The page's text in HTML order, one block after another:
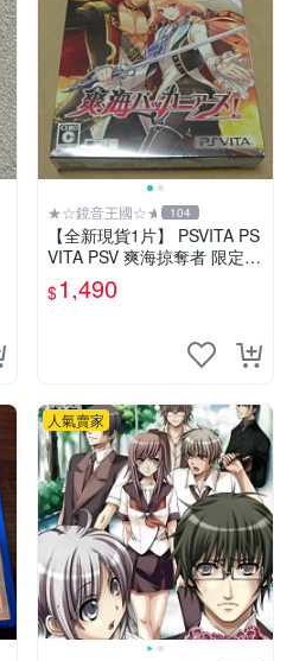
★☆鏡音王國☆★ 104
【全新現貨1片】 PSVITA PS
VITA PSV 爽海掠奪者 限定版
純日版 日文版
$1,490
人氣賣家